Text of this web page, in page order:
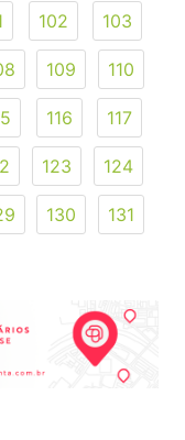
102 103
109 110
116 117
123 124
130 131